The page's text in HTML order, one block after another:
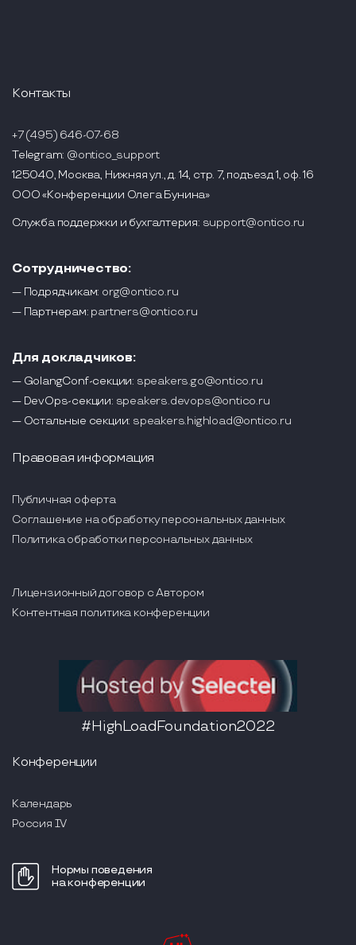
Контакты
+7 (495) 646-07-68
Telegram: @ontico_support
125040, Москва, Нижняя ул., д. 14, стр. 7, подъезд 1, оф. 16
ООО «Конференции Олега Бунина»
Служба поддержки и бухгалтерия: support@ontico.ru
Сотрудничество:
— Подрядчикам: org@ontico.ru
— Партнерам: partners@ontico.ru
Для докладчиков:
— GolangConf-секции: speakers.go@ontico.ru
— DevOps-секции: speakers.devops@ontico.ru
— Остальные секции: speakers.highload@ontico.ru
Конференции
Календарь
Россия IV
Нормы поведения
на конференции
Правовая информация
Публичная оферта
Соглашение на обработку персональных данных
Политика обработки персональных данных
Лицензионный договор с Автором
Контентная политика конференции
#HighLoadFoundation2022